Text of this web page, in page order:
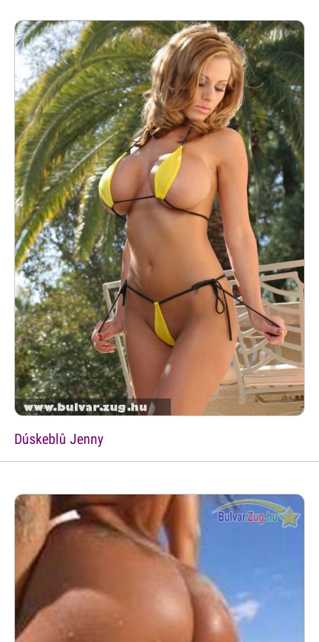
Dúskeblû Jenny